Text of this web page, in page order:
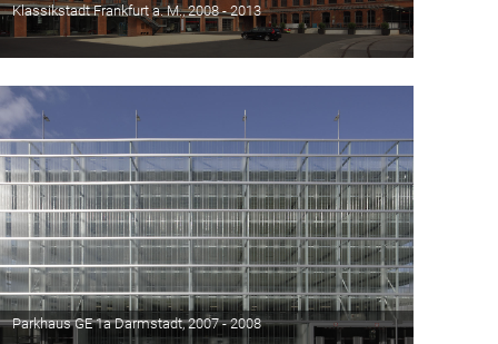
Klassikstadt Frankfurt a. M., 2008 - 2013
Parkhaus GE 1a Darmstadt, 2007 - 2008